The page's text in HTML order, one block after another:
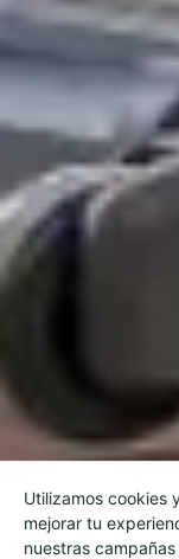
Utilizamos cookies
mejorar tu
nuestras